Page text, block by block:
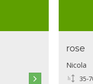
rose
Nicola
35-